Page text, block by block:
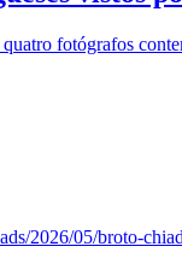
fotógrafos
2026/05/broto-